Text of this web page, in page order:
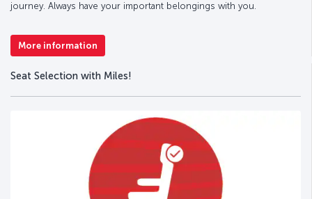
journey. Always have your important belongings with you.
More information
Seat Selection with Miles!